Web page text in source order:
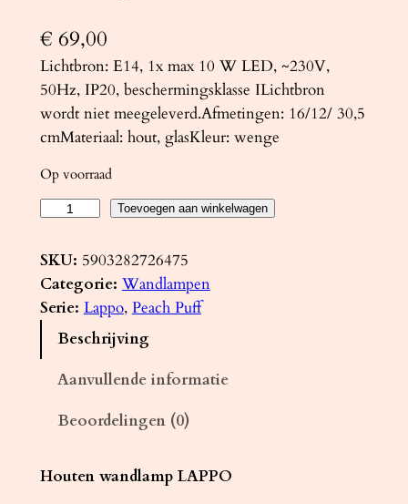
€ 69,00
Lichtbron: E14, 1x max 10 W LED, ~230V,
50Hz, IP20, beschermingsklasse ILichtbron
wordt niet meegeleverd.Afmetingen: 16/12/ 30,5
cmMateriaal: hout, glasKleur: wenge
Op voorraad
n
d
l
P
Toevoegen aan winkelwagen
SKU: 5903282726475
Categorie: Wandlampen
Serie: Lappo, Peach Puff
Beschrijving
Aanvullende informatie
Beoordelingen (0)
Houten wandlamp LAPPO